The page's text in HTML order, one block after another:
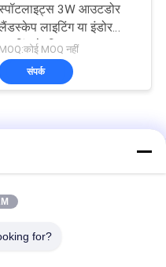
3W आउटडोर
लाइटिंग या इंडोर
लाइटिंग के लिए
MOQ:कोई MOQ नहीं
संपर्क
स्पॉट लाइट
for?